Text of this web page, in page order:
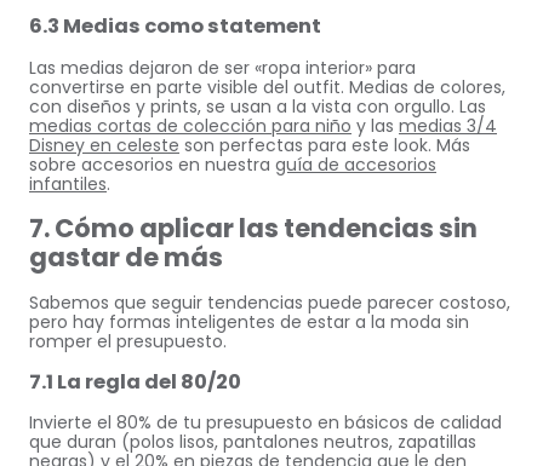
6.3 Medias como statement
Las medias dejaron de ser «ropa interior» para
convertirse en parte visible del outfit. Medias de colores,
con diseños y prints, se usan a la vista con orgullo. Las
medias cortas de colección para niño y las medias 3/4
Disney en celeste son perfectas para este look. Más
sobre accesorios en nuestra guía de accesorios
infantiles.
7. Cómo aplicar las tendencias sin
gastar de más
Sabemos que seguir tendencias puede parecer costoso,
pero hay formas inteligentes de estar a la moda sin
romper el presupuesto.
7.1 La regla del 80/20
Invierte el 80% de tu presupuesto en básicos de calidad
que duran (polos lisos, pantalones neutros, zapatillas